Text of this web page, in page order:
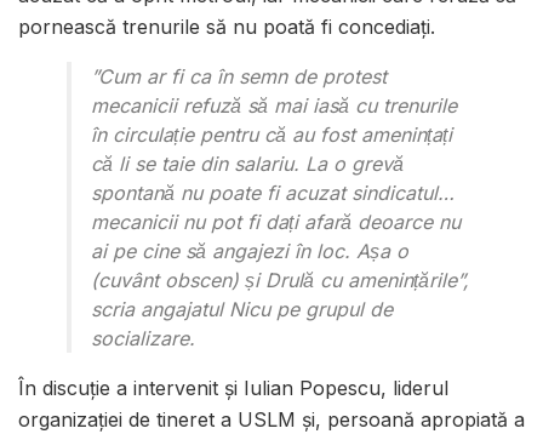
pornească trenurile să nu poată fi concediaţi.
”Cum ar fi ca în semn de protest
mecanicii refuză să mai iasă cu trenurile
în circulație pentru că au fost amenințați
că li se taie din salariu. La o grevă
spontană nu poate fi acuzat sindicatul…
mecanicii nu pot fi dați afară deoarce nu
ai pe cine să angajezi în loc. Așa o
(cuvânt obscen) și Drulă cu amenințările”,
scria angajatul Nicu pe grupul de
socializare.
În discuţie a intervenit şi Iulian Popescu, liderul
organizaţiei de tineret a USLM și, persoană apropiată a